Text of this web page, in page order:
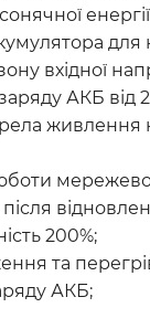
вхідної
АКБ від
живлення
200%;
та
АКБ;